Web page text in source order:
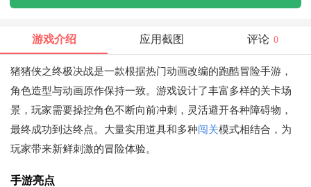
游戏介绍 应用截图 评论 0
猪猪侠之终极决战是一款根据热门动画改编的跑酷冒险手游，
角色造型与动画原作保持一致。游戏设计了丰富多样的关卡场
景，玩家需要操控角色不断向前冲刺，灵活避开各种障碍物，
最终成功到达终点。大量实用道具和多种闯关模式相结合，为
玩家带来新鲜刺激的冒险体验。
手游亮点